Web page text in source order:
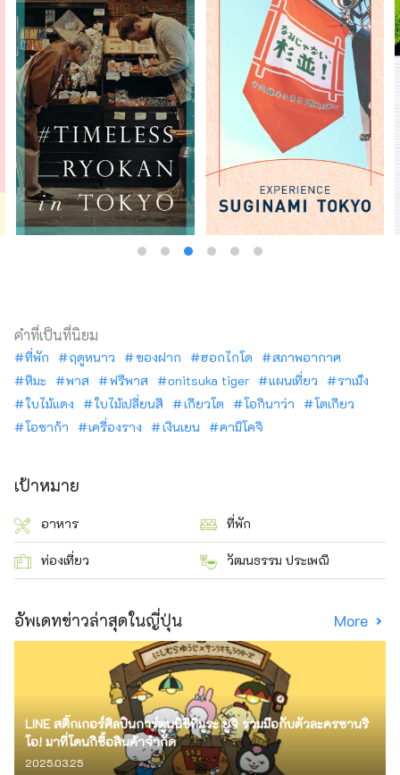
คำที่เป็นที่นิยม
ที่พัก ฤดูหนาว ของฝาก ฮอกไกโด
สภาพอากาศ
หิมะ
พาส ฟรีพาส onitsuka tiger แผนเที่ยว
ราเม็ง
ใบไม้แดง
ใบไม้เปลี่ยนสี เกียวโต โอกินาว่า
โตเกียว
โอซาก้า
เครื่องราง เงินเยน คามิโคจิ
เป้าหมาย
อาหาร ที่พัก
ท่องเที่ยว วัฒนธรรม ประเพณี
อัพเดทข่าวล่าสุดในญี่ปุ่น More
LINE สติ๊กเกอร์ศิลปินการ์ตูนนิชิทีมูระ ยูจิ ร่วมมือกับตัวละครซานริ
โอ! มาที่โดนกิซื้อสินค้าจำกัด
2025.03.25